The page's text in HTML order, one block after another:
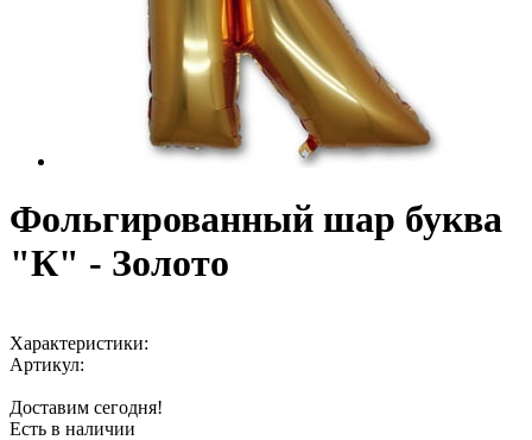
Фольгированный шар буква
"К" - Золото
Характеристики:
Артикул:
Доставим сегодня!
Есть в наличии